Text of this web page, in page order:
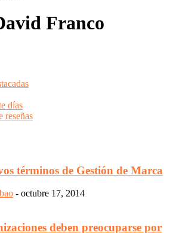
Franco
días
reseñas
términos de Gestión de Marca
- octubre 17, 2014
deben preocuparse por